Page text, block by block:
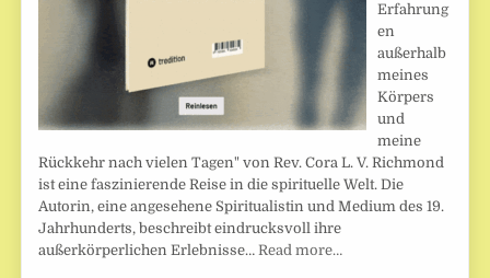
Erfahrung
en
außerhalb
meines
Körpers
und
meine
Rückkehr nach vielen Tagen" von Rev. Cora L. V. Richmond
ist eine faszinierende Reise in die spirituelle Welt. Die
Autorin, eine angesehene Spiritualistin und Medium des 19.
Jahrhunderts, beschreibt eindrucksvoll ihre
außerkörperlichen Erlebnisse…Read more…